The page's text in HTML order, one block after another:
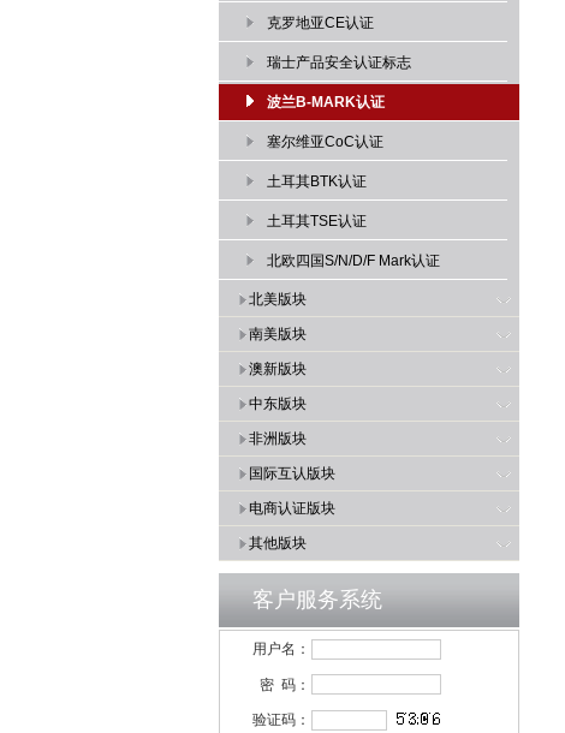
克罗地亚CE认证
瑞士产品安全认证标志
波兰B-MARK认证
塞尔维亚CoC认证
土耳其BTK认证
土耳其TSE认证
北欧四国S/N/D/F Mark认证
北美版块
南美版块
澳新版块
中东版块
非洲版块
国际互认版块
电商认证版块
其他版块
客户服务系统
用户名：
密 码：
验证码：